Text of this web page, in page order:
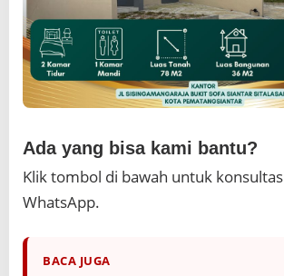
Ada yang bisa kami bantu?
Klik tombol di bawah untuk
WhatsApp.
BACA JUGA